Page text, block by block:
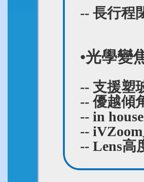
-- 長行程
•光學變
-- 支援塑
-- 優越傾
-- in
--
-- Lens高